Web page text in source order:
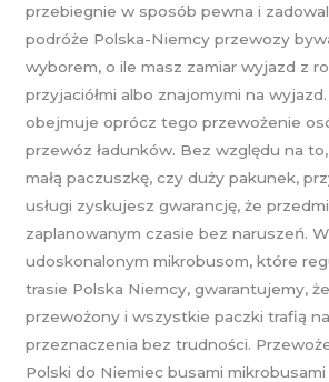
przebiegnie w sposób pewna i
podróże Polska-Niemcy przewozy
wyborem, o ile masz zamiar wyjazd z
przyjaciółmi albo znajomymi na
obejmuje oprócz tego przewożenie
przewóz ładunków. Bez względu na
małą paczuszkę, czy duży pakunek,
usługi zyskujesz gwarancję, że
zaplanowanym czasie bez naruszeń.
udoskonalonym mikrobusom, które
trasie Polska Niemcy, gwarantujemy,
przewożony i wszystkie paczki trafią
przeznaczenia bez trudności.
Polski do Niemiec busami